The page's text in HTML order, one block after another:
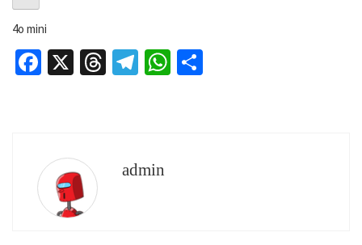
4o mini
Facebook
X Threads
Telegram
WhatsApp
admin